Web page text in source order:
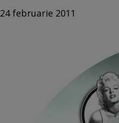
24 februarie 2011